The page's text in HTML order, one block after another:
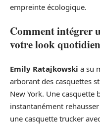
empreinte écologique.
Comment intégrer
votre look quotidien
Emily Ratajkowski a su
arborant des casquettes
New York. Une casquette
instantanément
une casquette trucker